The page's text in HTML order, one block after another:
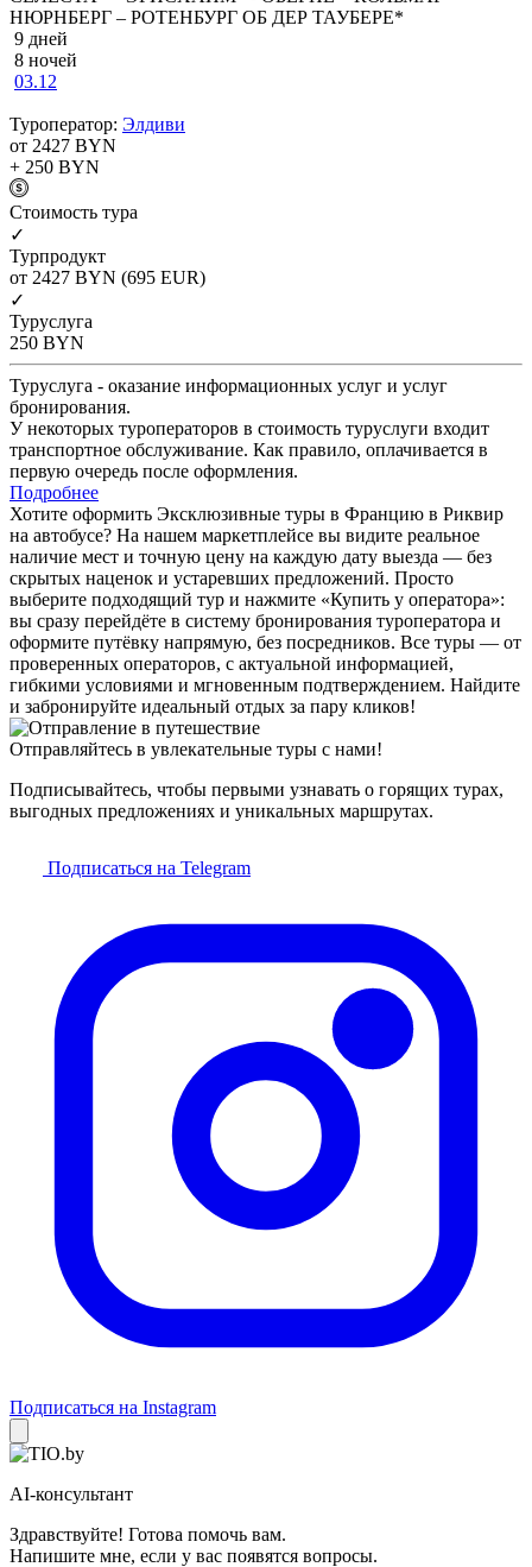
НЮРНБЕРГ – РОТЕНБУРГ ОБ ДЕР ТАУБЕРЕ*
9 дней
8 ночей
03.12
Туроператор: Элдиви
от 2427 BYN
+ 250 BYN
Cтоимость тура
✓
Турпродукт
от 2427 BYN (695 EUR)
✓
Туруслуга
250 BYN
Туруслуга - оказание информационных услуг и услуг
бронирования.
У некоторых туроператоров в стоимость туруслуги входит
транспортное обслуживание. Как правило, оплачивается в
первую очередь после оформления.
Подробнее
Хотите оформить Эксклюзивные туры в Францию в Риквир
на автобусе? На нашем маркетплейсе вы видите реальное
наличие мест и точную цену на каждую дату выезда — без
скрытых наценок и устаревших предложений. Просто
выберите подходящий тур и нажмите «Купить у оператора»:
вы сразу перейдёте в систему бронирования туроператора и
оформите путёвку напрямую, без посредников. Все туры — от
проверенных операторов, с актуальной информацией,
гибкими условиями и мгновенным подтверждением. Найдите
и забронируйте идеальный отдых за пару кликов!
Отправляйтесь в увлекательные туры с нами!
Подписывайтесь, чтобы первыми узнавать о горящих турах,
выгодных предложениях и уникальных маршрутах.
Подписаться на Telegram
Подписаться на Instagram
AI-консультант
Здравствуйте! Готова помочь вам.
Напишите мне, если у вас появятся вопросы.